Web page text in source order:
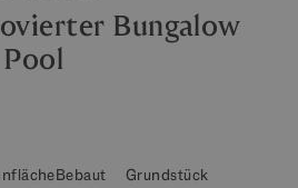
Bungalow
Bebaut Grundstück